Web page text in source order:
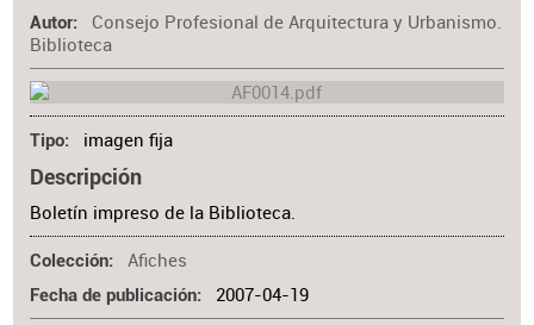
Autor
Consejo Profesional de Arquitectura y Urbanismo.
Biblioteca
Tipo imagen fija
Descripción
Boletín impreso de la Biblioteca.
Colección Afiches
Fecha de publicación 2007-04-19